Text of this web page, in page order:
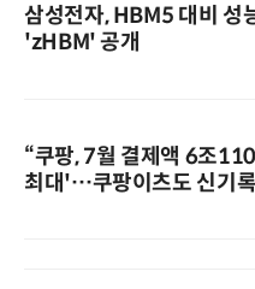
삼성전자, HBM5 대비 성
'zHBM' 공개
“쿠팡, 7월 결제액 6조
최대'…쿠팡이츠도 신기